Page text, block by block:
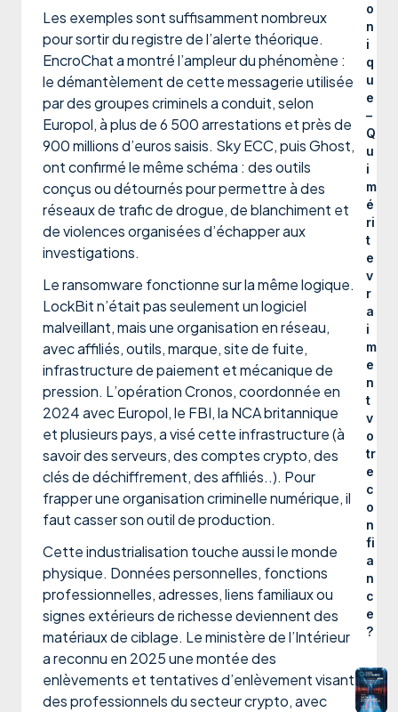
Les exemples sont suffisamment nombreux
pour sortir du registre de l’alerte théorique.
EncroChat a montré l’ampleur du phénomène :
le démantèlement de cette messagerie utilisée
par des groupes criminels a conduit, selon
Europol, à plus de 6 500 arrestations et près de
900 millions d’euros saisis. Sky ECC, puis Ghost,
ont confirmé le même schéma : des outils
conçus ou détournés pour permettre à des
réseaux de trafic de drogue, de blanchiment et
de violences organisées d’échapper aux
investigations.
Le ransomware fonctionne sur la même logique.
LockBit n’était pas seulement un logiciel
malveillant, mais une organisation en réseau,
avec affiliés, outils, marque, site de fuite,
infrastructure de paiement et mécanique de
pression. L’opération Cronos, coordonnée en
2024 avec Europol, le FBI, la NCA britannique
et plusieurs pays, a visé cette infrastructure (à
savoir des serveurs, des comptes crypto, des
clés de déchiffrement, des affiliés..). Pour
frapper une organisation criminelle numérique, il
faut casser son outil de production.
Cette industrialisation touche aussi le monde
physique. Données personnelles, fonctions
professionnelles, adresses, liens familiaux ou
signes extérieurs de richesse deviennent des
matériaux de ciblage. Le ministère de l’Intérieur
a reconnu en 2025 une montée des
enlèvements et tentatives d’enlèvement visant
des professionnels du secteur crypto, avec
o
n
i
q
u
e
–
Q
u
i
m
é
ri
t
e
v
r
a
i
m
e
n
t
v
o
tr
e
c
o
n
fi
a
n
c
e
?